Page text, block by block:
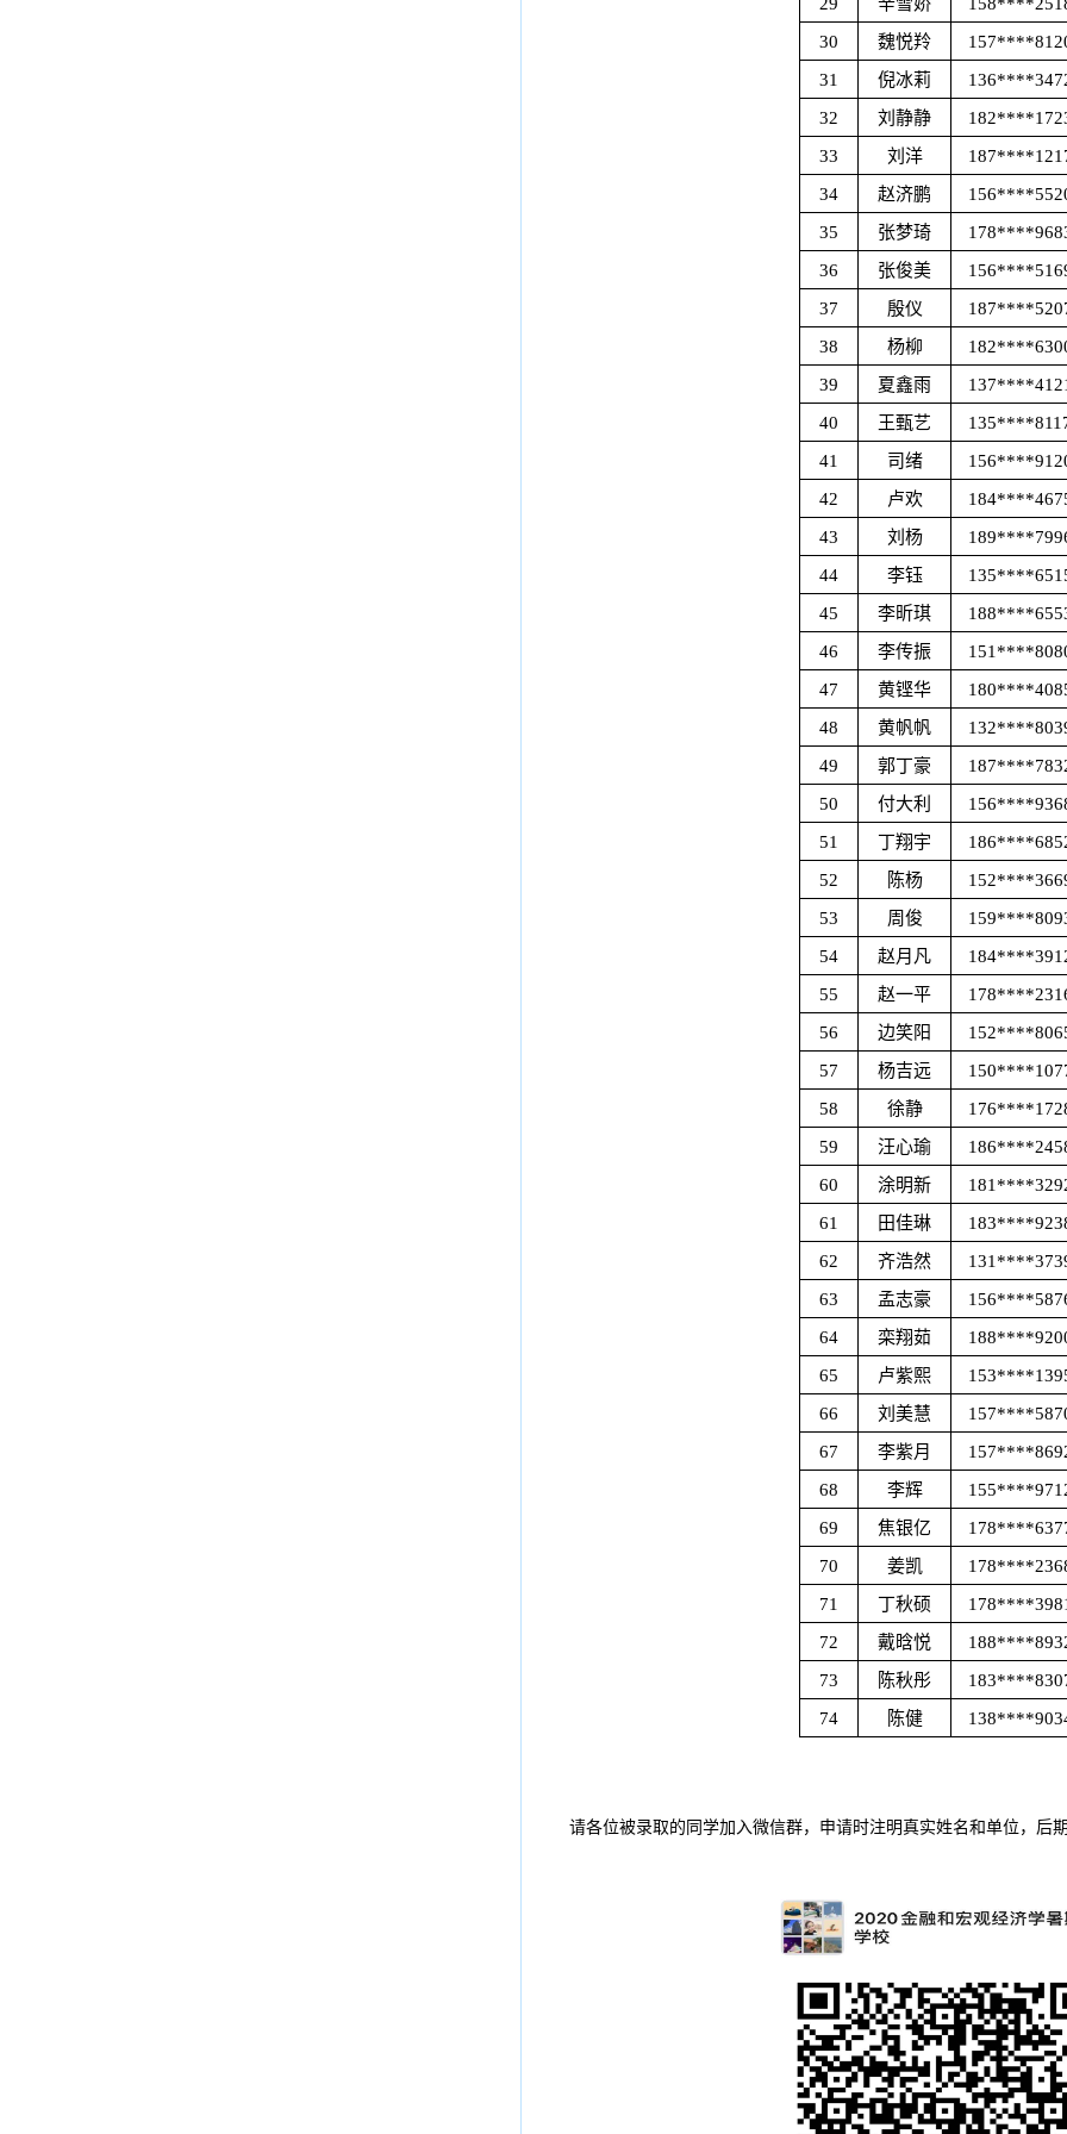
30
魏悦羚
31
倪冰莉
32
刘静静
33
刘洋
34
赵济鹏
35
张梦琦
36
张俊美
37
殷仪
38
杨柳
39
夏鑫雨
40
王甄艺
41
司绪
42
卢欢
43
刘杨
44
李钰
45
李昕琪
46
李传振
47
黄铿华
48
黄帆帆
49
郭丁豪
50
付大利
51
丁翔宇
52
陈杨
53
周俊
54
赵月凡
55
赵一平
56
边笑阳
57
杨吉远
58
徐静
59
汪心瑜
60
涂明新
61
田佳琳
62
齐浩然
63
孟志豪
64
栾翔茹
65
卢紫熙
66
刘美慧
67
李紫月
68
李辉
69
焦银亿
70
姜凯
71
丁秋硕
72
戴晗悦
73
陈秋彤
74
陈健
请各位被录取的同学加入微信群，申请时注明真实姓名和单位，后